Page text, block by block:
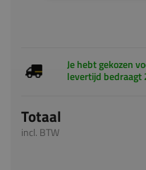
Je hebt gekozen
levertijd bedraagt
Totaal
incl. BTW